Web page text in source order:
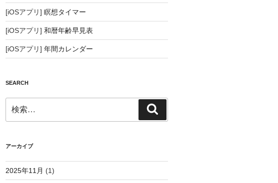
[iOSアプリ] 瞑想タイマー
[iOSアプリ] 和暦年齢早見表
[iOSアプリ] 年間カレンダー
SEARCH
索:
索
アーカイブ
2025年11月 (1)